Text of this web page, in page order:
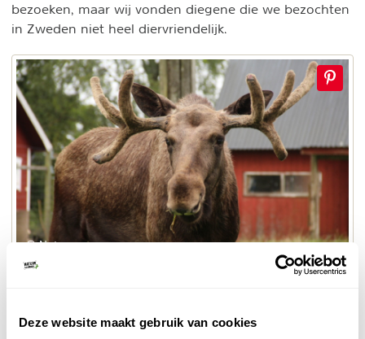
Deze website maakt gebruik van cookies
bezoeken, maar wij vonden diegene die we bezochten
in Zweden niet heel diervriendelijk.
© Naturescanner
Eland Europa
van de grotere en mooiere elandparken in